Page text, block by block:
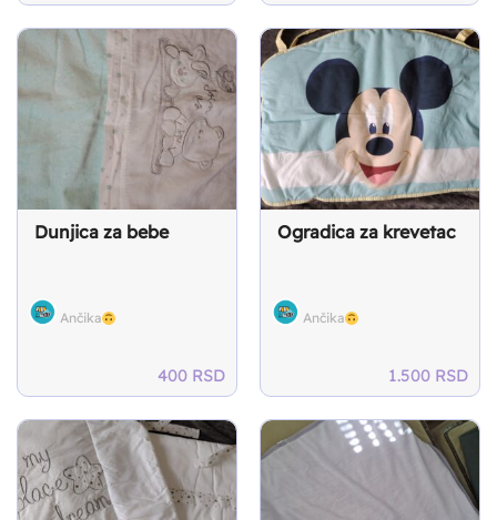
Dunjica za bebe
Ančika
400 RSD
Ogradica za krevetac
Ančika
1.500 RSD